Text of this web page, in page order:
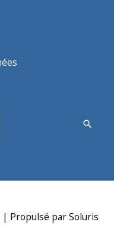
| Propulsé par Soluris